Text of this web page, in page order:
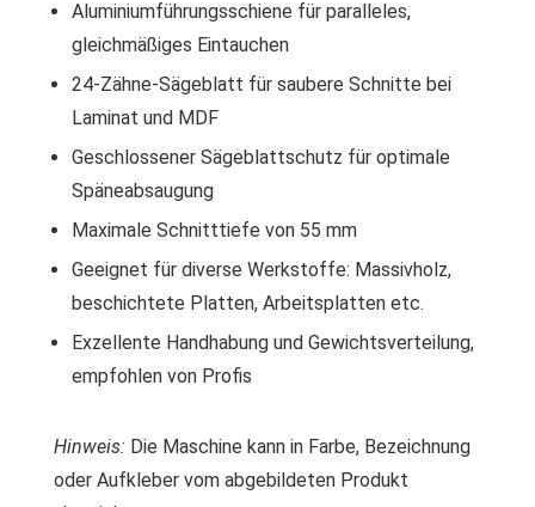
Aluminiumführungsschiene für paralleles,
gleichmäßiges Eintauchen
24-Zähne-Sägeblatt für saubere Schnitte bei
Laminat und MDF
Geschlossener Sägeblattschutz für optimale
Späneabsaugung
Maximale Schnitttiefe von 55 mm
Geeignet für diverse Werkstoffe: Massivholz,
beschichtete Platten, Arbeitsplatten etc.
Exzellente Handhabung und Gewichtsverteilung,
empfohlen von Profis
Hinweis: Die Maschine kann in Farbe, Bezeichnung
oder Aufkleber vom abgebildeten Produkt